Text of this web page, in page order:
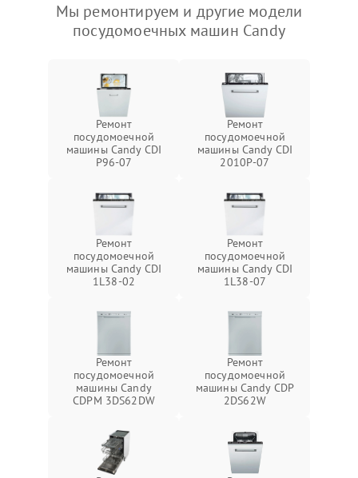
Мы ремонтируем и другие модели
посудомоечных машин Candy
Ремонт
посудомоечной
машины Candy CDI
P96-07
Ремонт
посудомоечной
машины Candy CDI
2010P-07
Ремонт
посудомоечной
машины Candy CDI
1L38-02
Ремонт
посудомоечной
машины Candy CDI
1L38-07
Ремонт
посудомоечной
машины Candy
CDPM 3DS62DW
Ремонт
посудомоечной
машины Candy CDP
2DS62W